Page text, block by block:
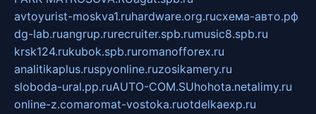
avtoyurist-moskva1.ruhardware.org.ruсхема-авто.рф
dg-lab.ruangrup.rurecruiter.spb.rumusic8.spb.ru
krsk124.rukubok.spb.ruromanofforex.ru
analitikaplus.ruspyonline.ruzosikamery.ru
sloboda-ural.pp.ruAUTO-COM.SUhohota.netalimy.ru
online-z.comaromat-vostoka.ruotdelkaexp.ru